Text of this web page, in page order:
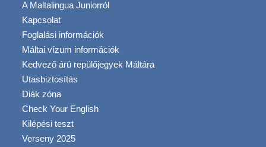
A Maltalingua Juniorról
Kapcsolat
Foglalási információk
Máltai vízum információk
Kedvező árú repülőjegyek Máltára
Utasbiztosítás
Diák zóna
Check Your English
Kilépési teszt
Verseny 2025